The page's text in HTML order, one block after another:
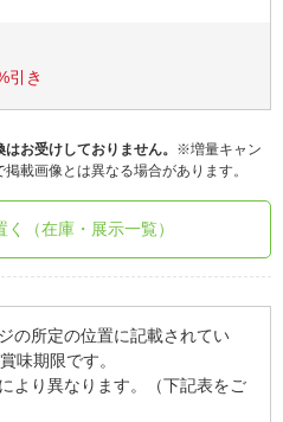
引き
お受けしておりません。 ※増量キャン
載画像とは異なる場合があります。
く（在庫・展示一覧）
の所定の位置に記載されてい
味期限です。
より異なります。（下記表をご